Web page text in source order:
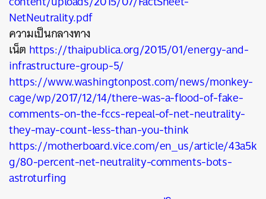
NetNeutrality.pdf
ความเป็นกลางทาง
เน็ต https://thaipublica.org/2015/01/energy-and-
infrastructure-group-5/
https://www.washingtonpost.com/news/monkey-
cage/wp/2017/12/14/there-was-a-flood-of-fake-
comments-on-the-fccs-repeal-of-net-neutrality-
they-may-count-less-than-you-think
https://motherboard.vice.com/en_us/article/43a5k
g/80-percent-net-neutrality-comments-bots-
astroturfing